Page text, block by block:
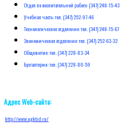
Отдел по воспитательной работе: (347) 248-15-43
Учебная часть: тел. (347) 252-97-46
Технологическое отделение: тел. (347) 248-15-67
Экономическое отделение: тел. (347) 252-63-32
Общежитие: тел. (347) 228-83-34
Бухгалтерия: тел. (347) 228-80-59
Адрес Web-сайта:
http://www.ugktid.ru/